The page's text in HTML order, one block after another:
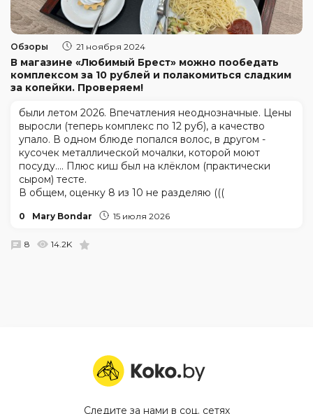
Обзоры 21 ноября 2024
В магазине «Любимый Брест» можно пообедать
комплексом за 10 рублей и полакомиться сладким
за копейки. Проверяем!
были летом 2026. Впечатления неоднозначные. Цены
выросли (теперь комплекс по 12 руб), а качество
упало. В одном блюде попался волос, в другом -
кусочек металлической мочалки, которой моют
посуду.... Плюс киш был на клёклом (практически
сыром) тесте.
В общем, оценку 8 из 10 не разделяю (((
0 Mary Bondar 15 июля 2026
8 14.2K
Следите за нами в соц. сетях